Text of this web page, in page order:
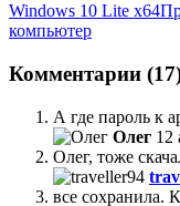
Windows 10 Lite x64
компьютер
Комментарии
А где пароль к
Олег 12
Олег, тоже
все сохранила.